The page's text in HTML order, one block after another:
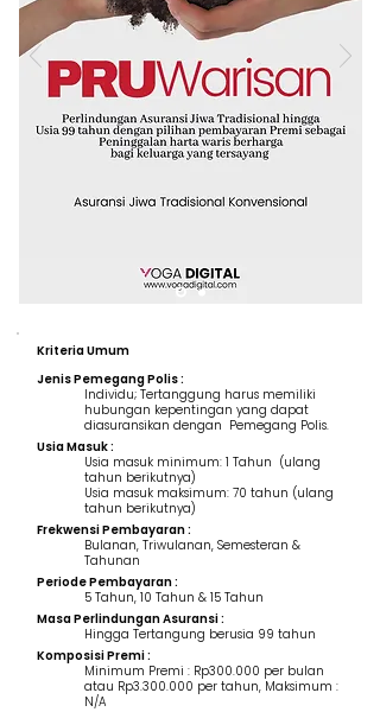
Kriteria Umum
Jenis Pemegang Polis :
Individu; Tertanggung harus memiliki
hubungan kepentingan yang dapat
diasuransikan dengan Pemegang Polis.
Usia Masuk :
Usia masuk minimum: 1 Tahun (ulang
tahun berikutnya)
Usia masuk maksimum: 70 tahun (ulang
tahun berikutnya)
Frekwensi Pembayaran :
Bulanan, Triwulanan, Semesteran &
Tahunan
Periode Pembayaran :
5 Tahun, 10 Tahun & 15 Tahun
Masa Perlindungan Asuransi :
Hingga Tertangung berusia 99 tahun
Komposisi Premi :
Minimum Premi : Rp300.000 per bulan
atau Rp3.300.000 per tahun, Maksimum :
N/A